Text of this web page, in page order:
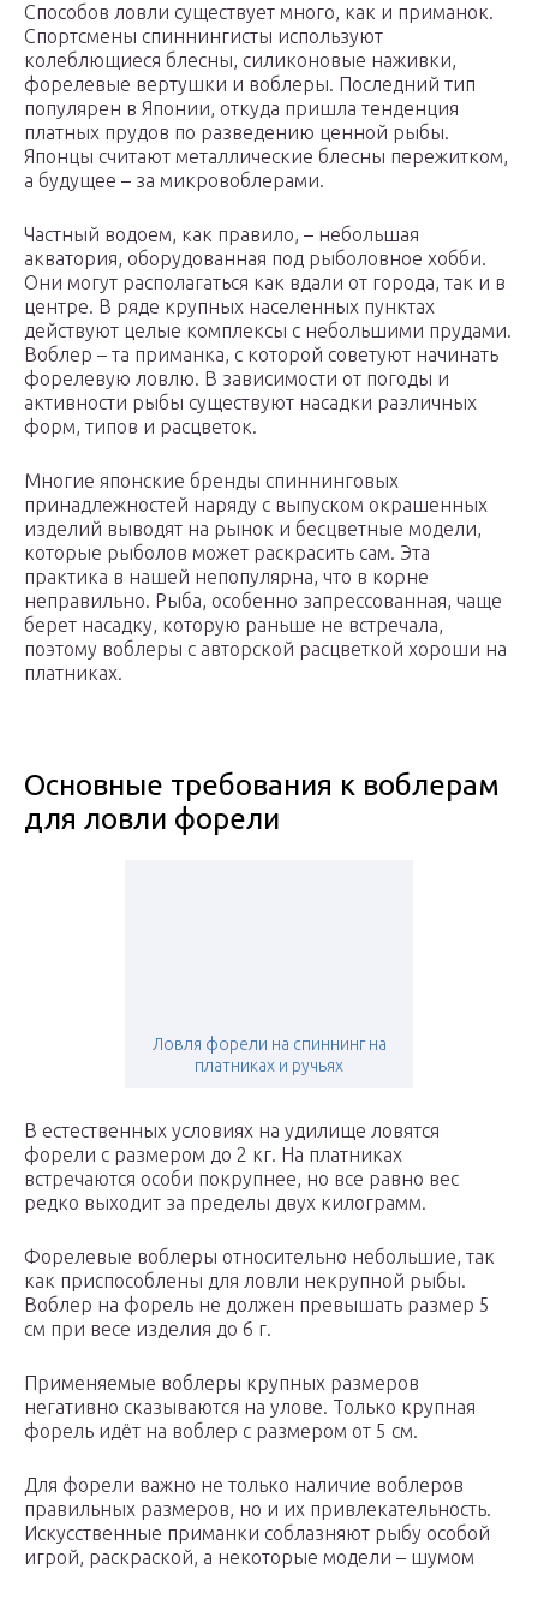
Способов ловли существует много, как и приманок.
Спортсмены спиннингисты используют
колеблющиеся блесны, силиконовые наживки,
форелевые вертушки и воблеры. Последний тип
популярен в Японии, откуда пришла тенденция
платных прудов по разведению ценной рыбы.
Японцы считают металлические блесны пережитком,
а будущее – за микровоблерами.
Частный водоем, как правило, – небольшая
акватория, оборудованная под рыболовное хобби.
Они могут располагаться как вдали от города, так и в
центре. В ряде крупных населенных пунктах
действуют целые комплексы с небольшими прудами.
Воблер – та приманка, с которой советуют начинать
форелевую ловлю. В зависимости от погоды и
активности рыбы существуют насадки различных
форм, типов и расцветок.
Многие японские бренды спиннинговых
принадлежностей наряду с выпуском окрашенных
изделий выводят на рынок и бесцветные модели,
которые рыболов может раскрасить сам. Эта
практика в нашей непопулярна, что в корне
неправильно. Рыба, особенно запрессованная, чаще
берет насадку, которую раньше не встречала,
поэтому воблеры с авторской расцветкой хороши на
платниках.
Основные требования к воблерам
для ловли форели
Ловля форели на спиннинг на
платниках и ручьях
В естественных условиях на удилище ловятся
форели с размером до 2 кг. На платниках
встречаются особи покрупнее, но все равно вес
редко выходит за пределы двух килограмм.
Форелевые воблеры относительно небольшие, так
как приспособлены для ловли некрупной рыбы.
Воблер на форель не должен превышать размер 5
см при весе изделия до 6 г.
Применяемые воблеры крупных размеров
негативно сказываются на улове. Только крупная
форель идёт на воблер с размером от 5 см.
Для форели важно не только наличие воблеров
правильных размеров, но и их привлекательность.
Искусственные приманки соблазняют рыбу особой
игрой, раскраской, а некоторые модели – шумом